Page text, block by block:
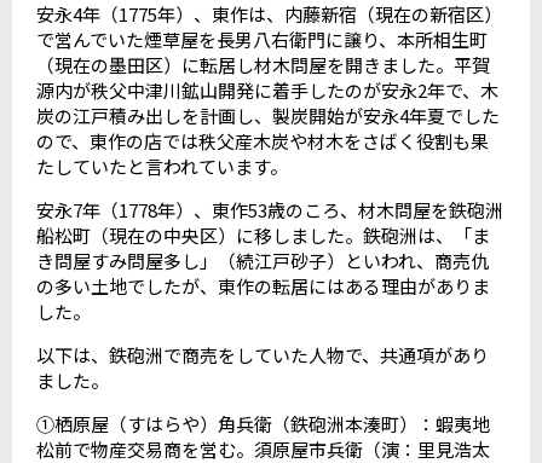
安永4年（1775年）、東作は、内藤新宿（現在の新宿区）
で営んでいた煙草屋を長男八右衛門に譲り、本所相生町
（現在の墨田区）に転居し材木問屋を開きました。平賀
源内が秩父中津川鉱山開発に着手したのが安永2年で、木
炭の江戸積み出しを計画し、製炭開始が安永4年夏でした
ので、東作の店では秩父産木炭や材木をさばく役割も果
たしていたと言われています。
安永7年（1778年）、東作53歳のころ、材木問屋を鉄砲洲
船松町（現在の中央区）に移しました。鉄砲洲は、「ま
き問屋すみ問屋多し」（続江戸砂子）といわれ、商売仇
の多い土地でしたが、東作の転居にはある理由がありま
した。
以下は、鉄砲洲で商売をしていた人物で、共通項があり
ました。
①栖原屋（すはらや）角兵衛（鉄砲洲本湊町）：蝦夷地
松前で物産交易商を営む。須原屋市兵衛（演：里見浩太